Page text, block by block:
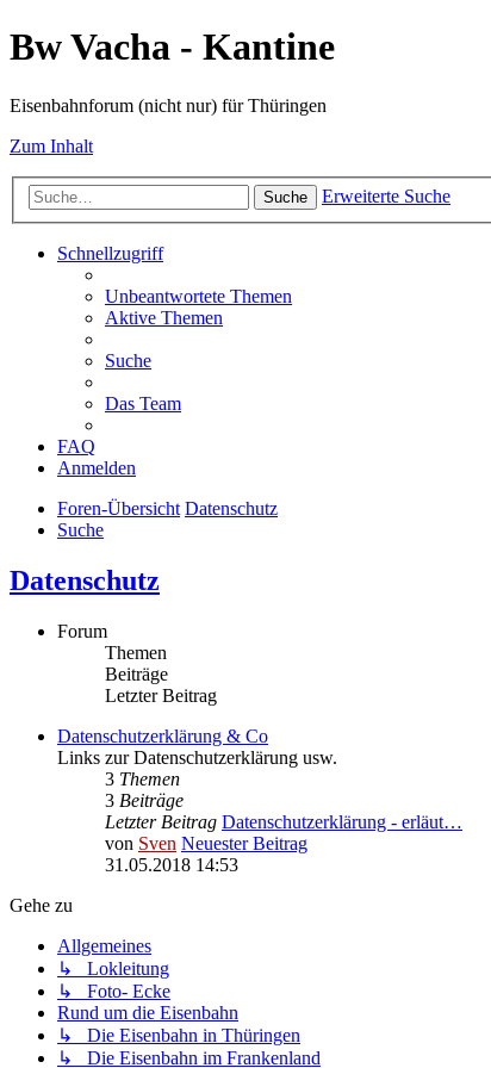
Bw Vacha - Kantine
Eisenbahnforum (nicht nur) für Thüringen
Zum Inhalt
Suche Erweiterte Suche
Schnellzugriff
Unbeantwortete Themen
Aktive Themen
Suche
Das Team
FAQ
Anmelden
Foren-Übersicht Datenschutz
Suche
Datenschutz
Forum
Themen
Beiträge
Letzter Beitrag
Datenschutzerklärung & Co
Links zur Datenschutzerklärung usw.
3 Themen
3 Beiträge
Letzter Beitrag Datenschutzerklärung - erläut…
von Sven Neuester Beitrag
31.05.2018 14:53
Gehe zu
Allgemeines
↳ Lokleitung
↳ Foto- Ecke
Rund um die Eisenbahn
↳ Die Eisenbahn in Thüringen
↳ Die Eisenbahn im Frankenland